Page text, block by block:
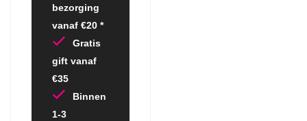
bezorging
vanaf €20 *
Gratis
gift vanaf
€35
Binnen
1-3